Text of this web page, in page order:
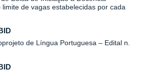
limite de vagas estabelecidas por cada
de Língua Portuguesa – Edital n.